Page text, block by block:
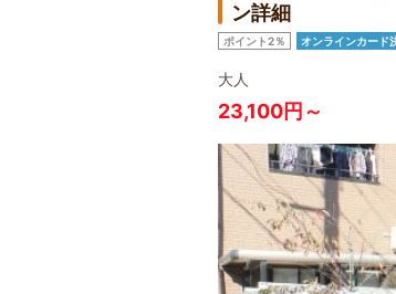
ン詳細
ポイント2％ オンラインカード
大人
23,100円～